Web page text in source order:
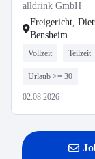
alldrink GmbH
Freigericht,
Bensheim
Vollzeit Teilzeit
Urlaub >= 30
02.08.2026